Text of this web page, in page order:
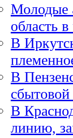
Молодые
область
В
В
сбытовой
В
линию,